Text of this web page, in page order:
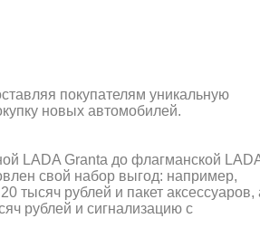
покупателям уникальную
новых автомобилей.
LADA Granta до флагманской
свой набор выгод: например,
тысяч рублей и пакет аксессуаров,
рублей и сигнализацию с